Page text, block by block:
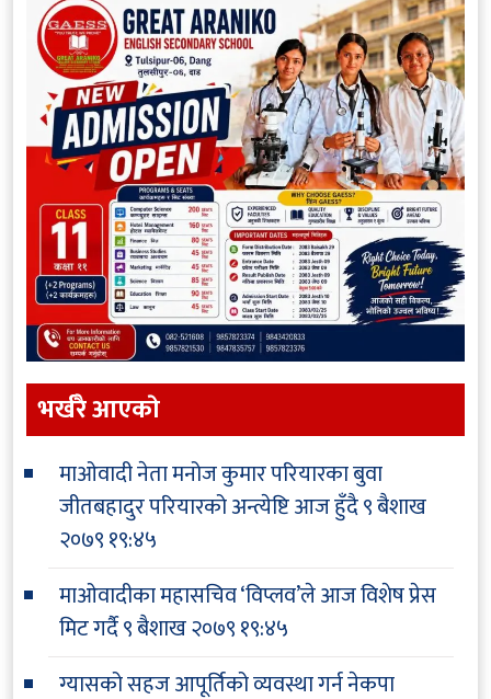
भर्खरै आएकाे
माओवादी नेता मनोज कुमार परियारका बुवा
जीतबहादुर परियारको अन्त्येष्टि आज हुँदै९ बैशाख
२०७९ १९:४५
माओवादीका महासचिव ‘विप्लव’ले आज विशेष प्रेस
मिट गर्दै९ बैशाख २०७९ १९:४५
ग्यासको सहज आपूर्तिको व्यवस्था गर्न नेकपा